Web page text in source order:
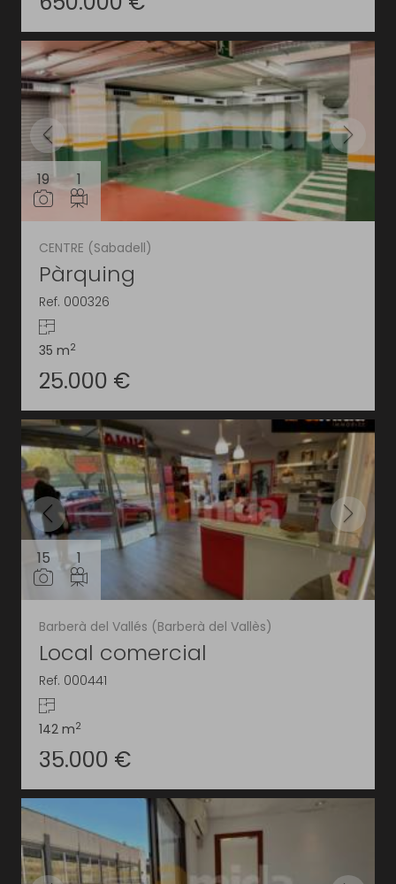
19 1
CENTRE (Sabadell)
Pàrquing
Ref. 000326
35 m2
25.000 €
15 1
Barberà del Vallés (Barberà del Vallès)
Local comercial
Ref. 000441
142 m2
35.000 €